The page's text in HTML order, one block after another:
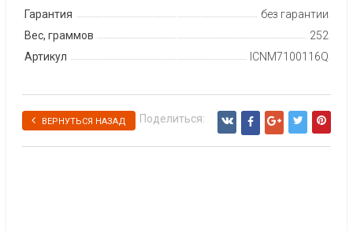
Гарантия
без гарантии
Вес, граммов
252
Артикул
ICNM7100116Q
ВЕРНУТЬСЯ НАЗАД Поделиться: